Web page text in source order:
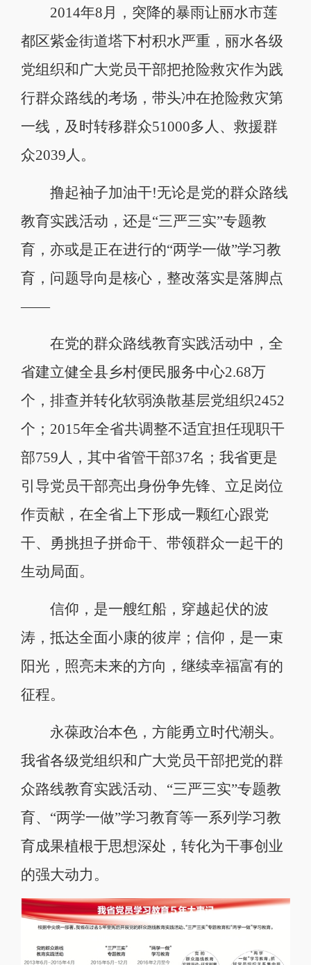
2014年8月，突降的暴雨让丽水市莲
都区紫金街道塔下村积水严重，丽水各级
党组织和广大党员干部把抢险救灾作为践
行群众路线的考场，带头冲在抢险救灾第
一线，及时转移群众51000多人、救援群
众2039人。
撸起袖子加油干!无论是党的群众路线
教育实践活动，还是“三严三实”专题教
育，亦或是正在进行的“两学一做”学习教
育，问题导向是核心，整改落实是落脚点
——
在党的群众路线教育实践活动中，全
省建立健全县乡村便民服务中心2.68万
个，排查并转化软弱涣散基层党组织2452
个；2015年全省共调整不适宜担任现职干
部759人，其中省管干部37名；我省更是
引导党员干部亮出身份争先锋、立足岗位
作贡献，在全省上下形成一颗红心跟党
干、勇挑担子拼命干、带领群众一起干的
生动局面。
信仰，是一艘红船，穿越起伏的波
涛，抵达全面小康的彼岸；信仰，是一束
阳光，照亮未来的方向，继续幸福富有的
征程。
永葆政治本色，方能勇立时代潮头。
我省各级党组织和广大党员干部把党的群
众路线教育实践活动、“三严三实”专题教
育、“两学一做”学习教育等一系列学习教
育成果植根于思想深处，转化为干事创业
的强大动力。